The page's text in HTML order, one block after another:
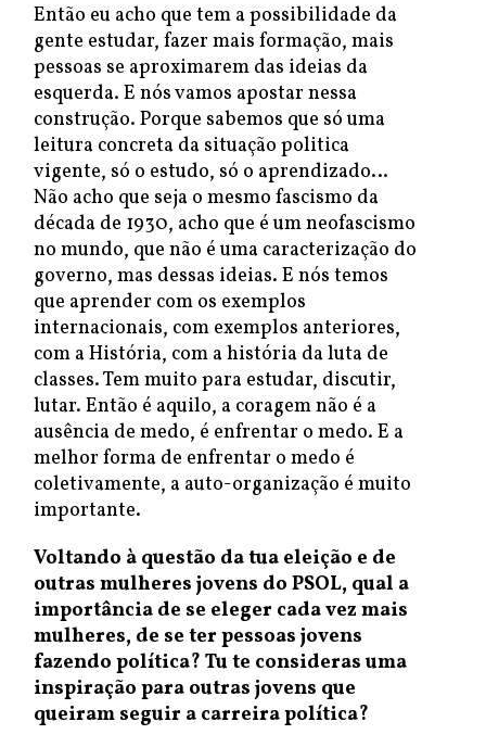
Então eu acho que tem a possibilidade da
gente estudar, fazer mais formação, mais
pessoas se aproximarem das ideias da
esquerda. E nós vamos apostar nessa
construção. Porque sabemos que só uma
leitura concreta da situação politica
vigente, só o estudo, só o aprendizado…
Não acho que seja o mesmo fascismo da
década de 1930, acho que é um neofascismo
no mundo, que não é uma caracterização do
governo, mas dessas ideias. E nós temos
que aprender com os exemplos
internacionais, com exemplos anteriores,
com a História, com a história da luta de
classes. Tem muito para estudar, discutir,
lutar. Então é aquilo, a coragem não é a
ausência de medo, é enfrentar o medo. E a
melhor forma de enfrentar o medo é
coletivamente, a auto-organização é muito
importante.
Voltando à questão da tua eleição e de
outras mulheres jovens do PSOL, qual a
importância de se eleger cada vez mais
mulheres, de se ter pessoas jovens
fazendo política? Tu te consideras uma
inspiração para outras jovens que
queiram seguir a carreira política?